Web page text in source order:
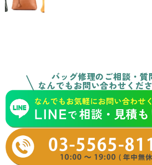
バッグ修理のご相談・質
なんでもお問い合わせくだ